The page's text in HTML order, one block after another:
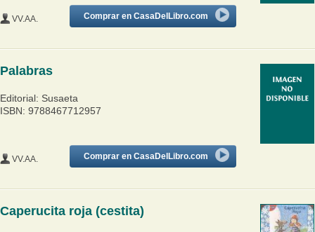
Comprar en CasaDelLibro.com
VV.AA.
Palabras
Editorial: Susaeta
ISBN: 9788467712957
Comprar en CasaDelLibro.com
VV.AA.
Caperucita roja (cestita)